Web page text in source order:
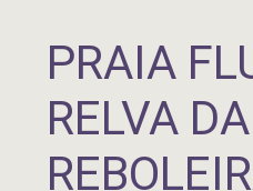
PRAIA
RELVA DA